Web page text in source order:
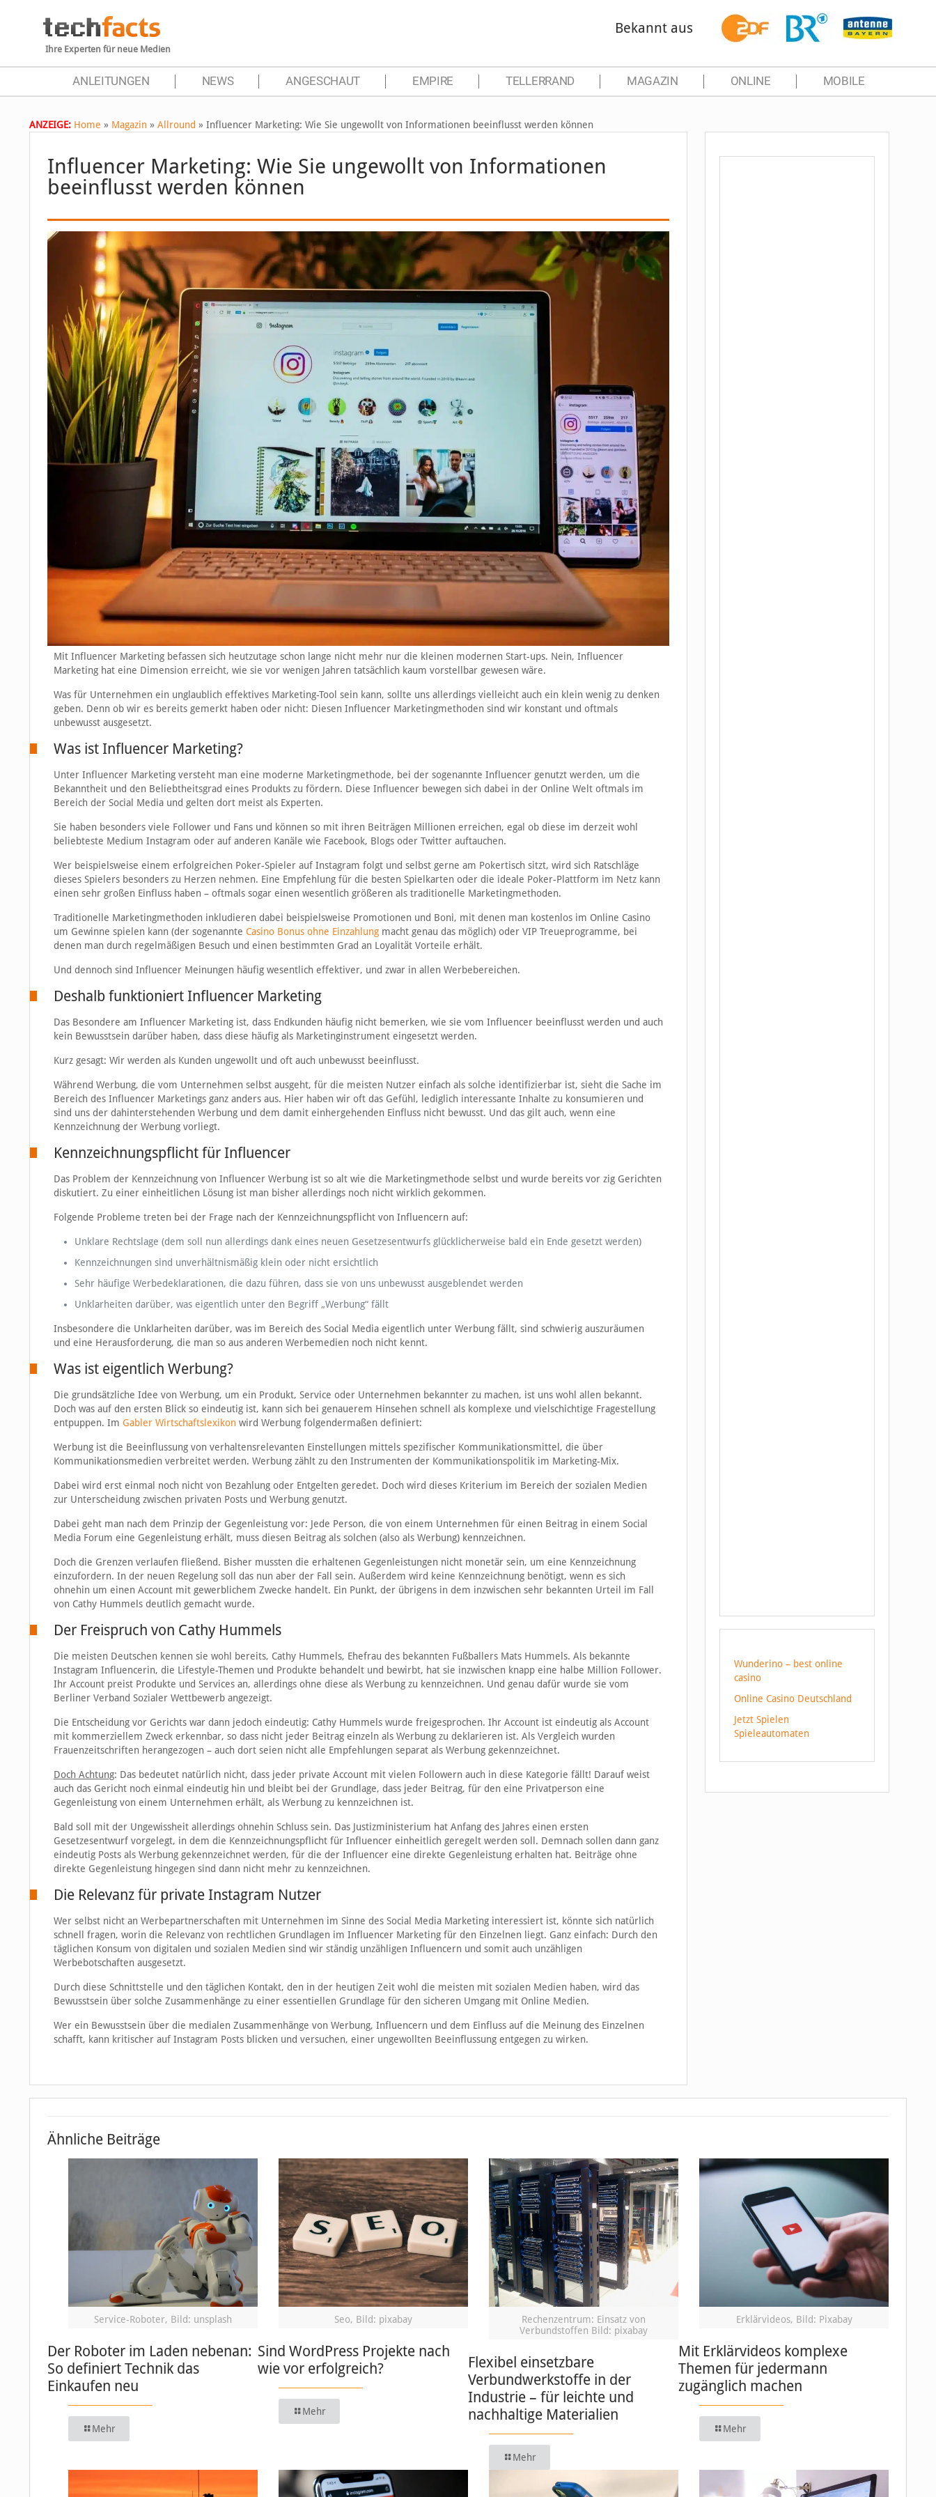
Ihre Experten für neue Medien
Bekannt aus
ANLEITUNGEN NEWS ANGESCHAUT EMPIRE TELLERRAND MAGAZIN ONLINE MOBILE
ANZEIGE: Home » Magazin » Allround » Influencer Marketing: Wie Sie ungewollt von Informationen beeinflusst werden können
Influencer Marketing: Wie Sie ungewollt von Informationen
beeinflusst werden können
Mit Influencer Marketing befassen sich heutzutage schon lange nicht mehr nur die kleinen modernen Start-ups. Nein, Influencer
Marketing hat eine Dimension erreicht, wie sie vor wenigen Jahren tatsächlich kaum vorstellbar gewesen wäre.
Was für Unternehmen ein unglaublich effektives Marketing-Tool sein kann, sollte uns allerdings vielleicht auch ein klein wenig zu denken
geben. Denn ob wir es bereits gemerkt haben oder nicht: Diesen Influencer Marketingmethoden sind wir konstant und oftmals
unbewusst ausgesetzt.
Was ist Influencer Marketing?
Unter Influencer Marketing versteht man eine moderne Marketingmethode, bei der sogenannte Influencer genutzt werden, um die
Bekanntheit und den Beliebtheitsgrad eines Produkts zu fördern. Diese Influencer bewegen sich dabei in der Online Welt oftmals im
Bereich der Social Media und gelten dort meist als Experten.
Sie haben besonders viele Follower und Fans und können so mit ihren Beiträgen Millionen erreichen, egal ob diese im derzeit wohl
beliebteste Medium Instagram oder auf anderen Kanäle wie Facebook, Blogs oder Twitter auftauchen.
Wer beispielsweise einem erfolgreichen Poker-Spieler auf Instagram folgt und selbst gerne am Pokertisch sitzt, wird sich Ratschläge
dieses Spielers besonders zu Herzen nehmen. Eine Empfehlung für die besten Spielkarten oder die ideale Poker-Plattform im Netz kann
einen sehr großen Einfluss haben – oftmals sogar einen wesentlich größeren als traditionelle Marketingmethoden.
Traditionelle Marketingmethoden inkludieren dabei beispielsweise Promotionen und Boni, mit denen man kostenlos im Online Casino
um Gewinne spielen kann (der sogenannte Casino Bonus ohne Einzahlungmacht genau das möglich) oder VIP Treueprogramme, bei
denen man durch regelmäßigen Besuch und einen bestimmten Grad an Loyalität Vorteile erhält.
Und dennoch sind Influencer Meinungen häufig wesentlich effektiver, und zwar in allen Werbebereichen.
Deshalb funktioniert Influencer Marketing
Das Besondere am Influencer Marketing ist, dass Endkunden häufig nicht bemerken, wie sie vom Influencer beeinflusst werden und auch
kein Bewusstsein darüber haben, dass diese häufig als Marketinginstrument eingesetzt werden.
Kurz gesagt: Wir werden als Kunden ungewollt und oft auch unbewusst beeinflusst.
Während Werbung, die vom Unternehmen selbst ausgeht, für die meisten Nutzer einfach als solche identifizierbar ist, sieht die Sache im
Bereich des Influencer Marketings ganz anders aus. Hier haben wir oft das Gefühl, lediglich interessante Inhalte zu konsumieren und
sind uns der dahinterstehenden Werbung und dem damit einhergehenden Einfluss nicht bewusst. Und das gilt auch, wenn eine
Kennzeichnung der Werbung vorliegt.
Kennzeichnungspflicht für Influencer
Das Problem der Kennzeichnung von Influencer Werbung ist so alt wie die Marketingmethode selbst und wurde bereits vor zig Gerichten
diskutiert. Zu einer einheitlichen Lösung ist man bisher allerdings noch nicht wirklich gekommen.
Folgende Probleme treten bei der Frage nach der Kennzeichnungspflicht von Influencern auf:
Unklare Rechtslage (dem soll nun allerdings dank eines neuen Gesetzesentwurfs glücklicherweise bald ein Ende gesetzt werden)
Kennzeichnungen sind unverhältnismäßig klein oder nicht ersichtlich
Sehr häufige Werbedeklarationen, die dazu führen, dass sie von uns unbewusst ausgeblendet werden
Unklarheiten darüber, was eigentlich unter den Begriff „Werbung“ fällt
Insbesondere die Unklarheiten darüber, was im Bereich des Social Media eigentlich unter Werbung fällt, sind schwierig auszuräumen
und eine Herausforderung, die man so aus anderen Werbemedien noch nicht kennt.
Was ist eigentlich Werbung?
Die grundsätzliche Idee von Werbung, um ein Produkt, Service oder Unternehmen bekannter zu machen, ist uns wohl allen bekannt.
Doch was auf den ersten Blick so eindeutig ist, kann sich bei genauerem Hinsehen schnell als komplexe und vielschichtige Fragestellung
entpuppen. Im Gabler Wirtschaftslexikonwird Werbung folgendermaßen definiert:
Werbung ist die Beeinflussung von verhaltensrelevanten Einstellungen mittels spezifischer Kommunikationsmittel, die über
Kommunikationsmedien verbreitet werden. Werbung zählt zu den Instrumenten der Kommunikationspolitik im Marketing-Mix.
Dabei wird erst einmal noch nicht von Bezahlung oder Entgelten geredet. Doch wird dieses Kriterium im Bereich der sozialen Medien
zur Unterscheidung zwischen privaten Posts und Werbung genutzt.
Dabei geht man nach dem Prinzip der Gegenleistung vor: Jede Person, die von einem Unternehmen für einen Beitrag in einem Social
Media Forum eine Gegenleistung erhält, muss diesen Beitrag als solchen (also als Werbung) kennzeichnen.
Doch die Grenzen verlaufen fließend. Bisher mussten die erhaltenen Gegenleistungen nicht monetär sein, um eine Kennzeichnung
einzufordern. In der neuen Regelung soll das nun aber der Fall sein. Außerdem wird keine Kennzeichnung benötigt, wenn es sich
ohnehin um einen Account mit gewerblichem Zwecke handelt. Ein Punkt, der übrigens in dem inzwischen sehr bekannten Urteil im Fall
von Cathy Hummels deutlich gemacht wurde.
Der Freispruch von Cathy Hummels
Die meisten Deutschen kennen sie wohl bereits, Cathy Hummels, Ehefrau des bekannten Fußballers Mats Hummels. Als bekannte
Instagram Influencerin, die Lifestyle-Themen und Produkte behandelt und bewirbt, hat sie inzwischen knapp eine halbe Million Follower.
Ihr Account preist Produkte und Services an, allerdings ohne diese als Werbung zu kennzeichnen. Und genau dafür wurde sie vom
Berliner Verband Sozialer Wettbewerb angezeigt.
Die Entscheidung vor Gerichts war dann jedoch eindeutig: Cathy Hummels wurde freigesprochen. Ihr Account ist eindeutig als Account
mit kommerziellem Zweck erkennbar, so dass nicht jeder Beitrag einzeln als Werbung zu deklarieren ist. Als Vergleich wurden
Frauenzeitschriften herangezogen – auch dort seien nicht alle Empfehlungen separat als Werbung gekennzeichnet.
Doch Achtung: Das bedeutet natürlich nicht, dass jeder private Account mit vielen Followern auch in diese Kategorie fällt! Darauf weist
auch das Gericht noch einmal eindeutig hin und bleibt bei der Grundlage, dass jeder Beitrag, für den eine Privatperson eine
Gegenleistung von einem Unternehmen erhält, als Werbung zu kennzeichnen ist.
Bald soll mit der Ungewissheit allerdings ohnehin Schluss sein. Das Justizministerium hat Anfang des Jahres einen ersten
Gesetzesentwurf vorgelegt, in dem die Kennzeichnungspflicht für Influencer einheitlich geregelt werden soll. Demnach sollen dann ganz
eindeutig Posts als Werbung gekennzeichnet werden, für die der Influencer eine direkte Gegenleistung erhalten hat. Beiträge ohne
direkte Gegenleistung hingegen sind dann nicht mehr zu kennzeichnen.
Die Relevanz für private Instagram Nutzer
Wer selbst nicht an Werbepartnerschaften mit Unternehmen im Sinne des Social Media Marketing interessiert ist, könnte sich natürlich
schnell fragen, worin die Relevanz von rechtlichen Grundlagen im Influencer Marketing für den Einzelnen liegt. Ganz einfach: Durch den
täglichen Konsum von digitalen und sozialen Medien sind wir ständig unzähligen Influencern und somit auch unzähligen
Werbebotschaften ausgesetzt.
Durch diese Schnittstelle und den täglichen Kontakt, den in der heutigen Zeit wohl die meisten mit sozialen Medien haben, wird das
Bewusstsein über solche Zusammenhänge zu einer essentiellen Grundlage für den sicheren Umgang mit Online Medien.
Wer ein Bewusstsein über die medialen Zusammenhänge von Werbung, Influencern und dem Einfluss auf die Meinung des Einzelnen
schafft, kann kritischer auf Instagram Posts blicken und versuchen, einer ungewollten Beeinflussung entgegen zu wirken.
Wunderino – best online
casino
Online Casino Deutschland
Jetzt Spielen
Spieleautomaten
Ähnliche Beiträge
Service-Roboter, Bild: unsplash
Der Roboter im Laden nebenan:
So definiert Technik das
Einkaufen neu
Mehr
Seo, Bild: pixabay
Sind WordPress Projekte nach
wie vor erfolgreich?
Mehr
Rechenzentrum: Einsatz von
Verbundstoffen Bild: pixabay
Flexibel einsetzbare
Verbundwerkstoffe in der
Industrie – für leichte und
nachhaltige Materialien
Mehr
Erklärvideos, Bild: Pixabay
Mit Erklärvideos komplexe
Themen für jedermann
zugänglich machen
Mehr